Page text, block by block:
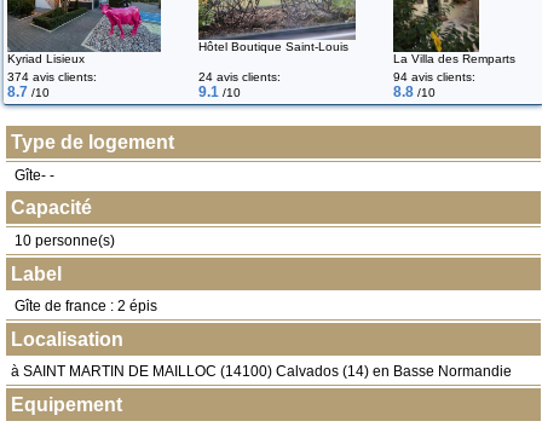
Kyriad Lisieux
Hôtel Boutique Saint-Louis
La Villa des Remparts
374 avis clients:
8.7 /10
24 avis clients:
9.1 /10
94 avis clients:
8.8 /10
Type de logement
Gîte- -
Capacité
10 personne(s)
Label
Gîte de france : 2 épis
Localisation
à SAINT MARTIN DE MAILLOC (14100) Calvados (14) en Basse Normandie
Equipement